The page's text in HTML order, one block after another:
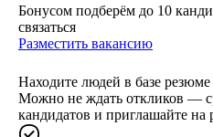
Бонусом подберём до 10
связаться
Разместить вакансию
Находите людей в базе резюме
Можно не ждать откликов —
кандидатов и приглашайте на